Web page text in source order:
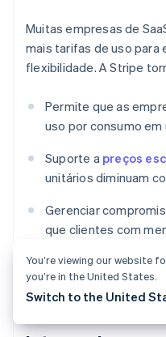
Muitas empresas de
mais tarifas de uso para
flexibilidade. A Stripe
Permite que as
uso por consumo em
Suporte a preços
unitários diminuam
Gerenciar
que clientes com
You’re viewing our website
you’re in the United States.
Switch to the United